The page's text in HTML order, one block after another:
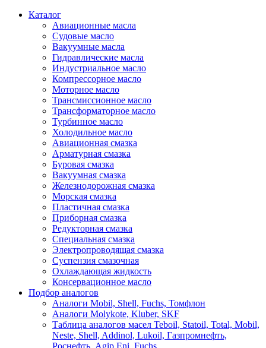
Каталог
Авиационные масла
Судовые масло
Вакуумные масла
Гидравлические масла
Индустриальное масло
Компрессорное масло
Моторное масло
Трансмиссионное масло
Трансформаторное масло
Турбинное масло
Холодильное масло
Авиационная смазка
Арматурная смазка
Буровая смазка
Вакуумная смазка
Железнодорожная смазка
Морская смазка
Пластичная смазка
Приборная смазка
Редукторная смазка
Специальная смазка
Электропроводящая смазка
Суспензия смазочная
Охлаждающая жидкость
Консервационное масло
Подбор аналогов
Аналоги Mobil, Shell, Fuchs, Томфлон
Аналоги Molykote, Kluber, SKF
Таблица аналогов масел Teboil, Statoil, Total, Mobil,
Neste, Shell, Addinol, Lukoil, Газпромнефть,
Роснефть, Agip Eni, Fuchs